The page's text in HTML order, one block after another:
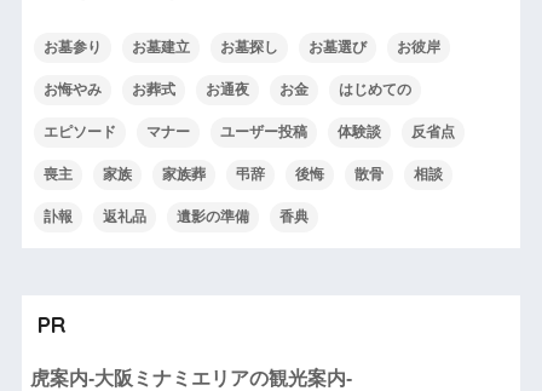
お墓参り お墓建立 お墓探し お墓選び お彼岸
お悔やみ お葬式 お通夜 お金 はじめての
エピソード マナー ユーザー投稿 体験談 反省点
喪主 家族 家族葬 弔辞 後悔 散骨 相談
訃報 返礼品 遺影の準備 香典
PR
虎案内-大阪ミナミエリアの観光案内-